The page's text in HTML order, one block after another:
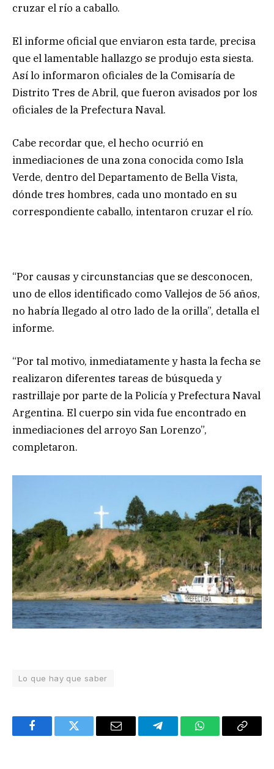
cruzar el río a caballo.
El informe oficial que enviaron esta tarde, precisa
que el lamentable hallazgo se produjo esta siesta.
Así lo informaron oficiales de la Comisaría de
Distrito Tres de Abril, que fueron avisados por los
oficiales de la Prefectura Naval.
Cabe recordar que, el hecho ocurrió en
inmediaciones de una zona conocida como Isla
Verde, dentro del Departamento de Bella Vista,
dónde tres hombres, cada uno montado en su
correspondiente caballo, intentaron cruzar el río.
“Por causas y circunstancias que se desconocen,
uno de ellos identificado como Vallejos de 56 años,
no habría llegado al otro lado de la orilla”, detalla el
informe.
“Por tal motivo, inmediatamente y hasta la fecha se
realizaron diferentes tareas de búsqueda y
rastrillaje por parte de la Policía y Prefectura Naval
Argentina. El cuerpo sin vida fue encontrado en
inmediaciones del arroyo San Lorenzo”,
completaron.
Lo que hay que saber
FacebookTwitter Email TelegramWhatsAppCopy